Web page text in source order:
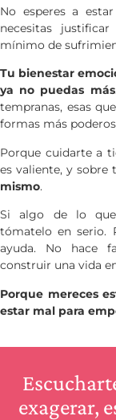
No esperes a
necesitas
mínimo de
Tu bienestar
ya no puedas más
tempranas, esas
formas más
Porque cuidarte a
es valiente, y sobre
mismo.
Si algo de lo
tómatelo en serio.
ayuda. No hace
construir una vida
Porque mereces
estar mal para
exagerar,